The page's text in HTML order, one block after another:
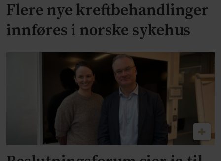
Flere nye kreftbehandlinger
innføres i norske sykehus